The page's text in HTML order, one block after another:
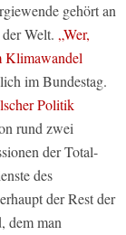
gehört an
Welt. „Wer,
Klimawandel
im Bundestag.
Politik
rund zwei
der Total-
des
der Rest der
dem man